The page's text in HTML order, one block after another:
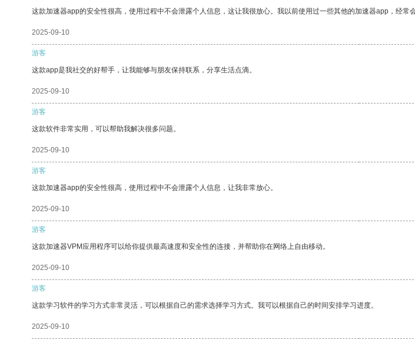
这款加速器app的安全性很高，使用过程中不会泄露个人信息，这让我很放心。我以前使用过一些其他的加速器app，经常
2025-09-10
游客
这款app是我社交的好帮手，让我能够与朋友保持联系，分享生活点滴。
2025-09-10
游客
这款软件非常实用，可以帮助我解决很多问题。
2025-09-10
游客
这款加速器app的安全性很高，使用过程中不会泄露个人信息，让我非常放心。
2025-09-10
游客
这款加速器VPM应用程序可以给你提供最高速度和安全性的连接，并帮助你在网络上自由移动。
2025-09-10
游客
这款学习软件的学习方式非常灵活，可以根据自己的需求选择学习方式。我可以根据自己的时间安排学习进度。
2025-09-10